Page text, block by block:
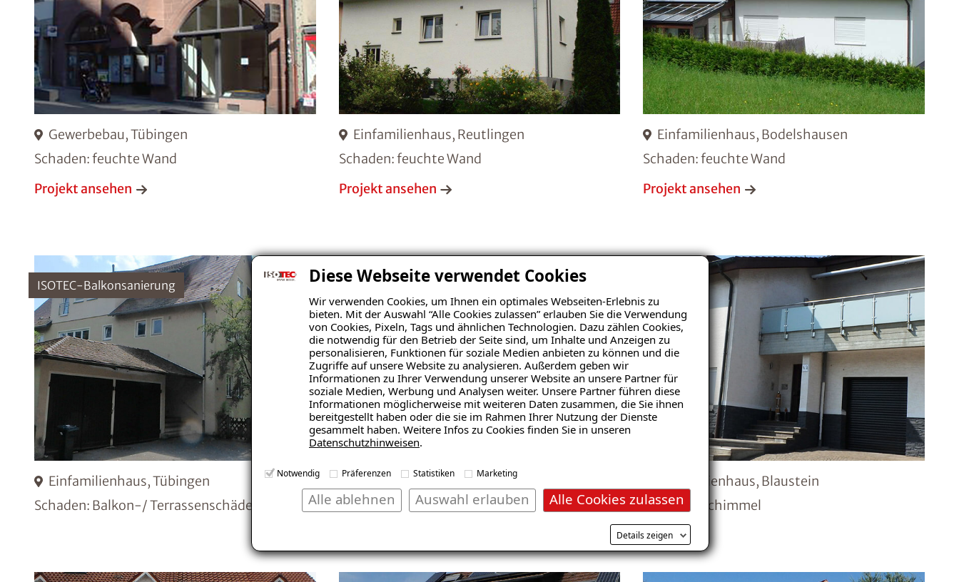
Diese Webseite verwendet Cookies
Wir verwenden Cookies, um Ihnen ein optimales Webseiten-Erlebnis zu
bieten. Mit der Auswahl “Alle Cookies zulassen” erlauben Sie die Verwendung
von Cookies, Pixeln, Tags und ähnlichen Technologien. Dazu zählen Cookies,
die notwendig für den Betrieb der Seite sind, um Inhalte und Anzeigen zu
personalisieren, Funktionen für soziale Medien anbieten zu können und die
Zugriffe auf unsere Website zu analysieren. Außerdem geben wir
Informationen zu Ihrer Verwendung unserer Website an unsere Partner für
soziale Medien, Werbung und Analysen weiter. Unsere Partner führen diese
Informationen möglicherweise mit weiteren Daten zusammen, die Sie ihnen
bereitgestellt haben oder die sie im Rahmen Ihrer Nutzung der Dienste
gesammelt haben. Weitere Infos zu Cookies finden Sie in unseren
Datenschutzhinweisen.
Notwendig Präferenzen Statistiken Marketing
Alle Cookies zulassen
Auswahl erlauben
Alle ablehnen
Details zeigen
Gewerbebau, Tübingen
Schaden: feuchte Wand
Projekt ansehen
Einfamilienhaus, Reutlingen
Schaden: feuchte Wand
Projekt ansehen
Einfamilienhaus, Bodelshausen
Schaden: feuchte Wand
Projekt ansehen
Einfamilienhaus, Tübingen
Schaden: Balkon-/ Terrassenschäden
ISOTEC-Balkonsanierung
Einfamilienhaus, Bad Urach
Schaden: Schimmel
ISOTEC-Innenabdichtung
ISOTEC-Wand-/ Sohlenanschluss
Einfamilienhaus, Blaustein
Schaden: Schimmel